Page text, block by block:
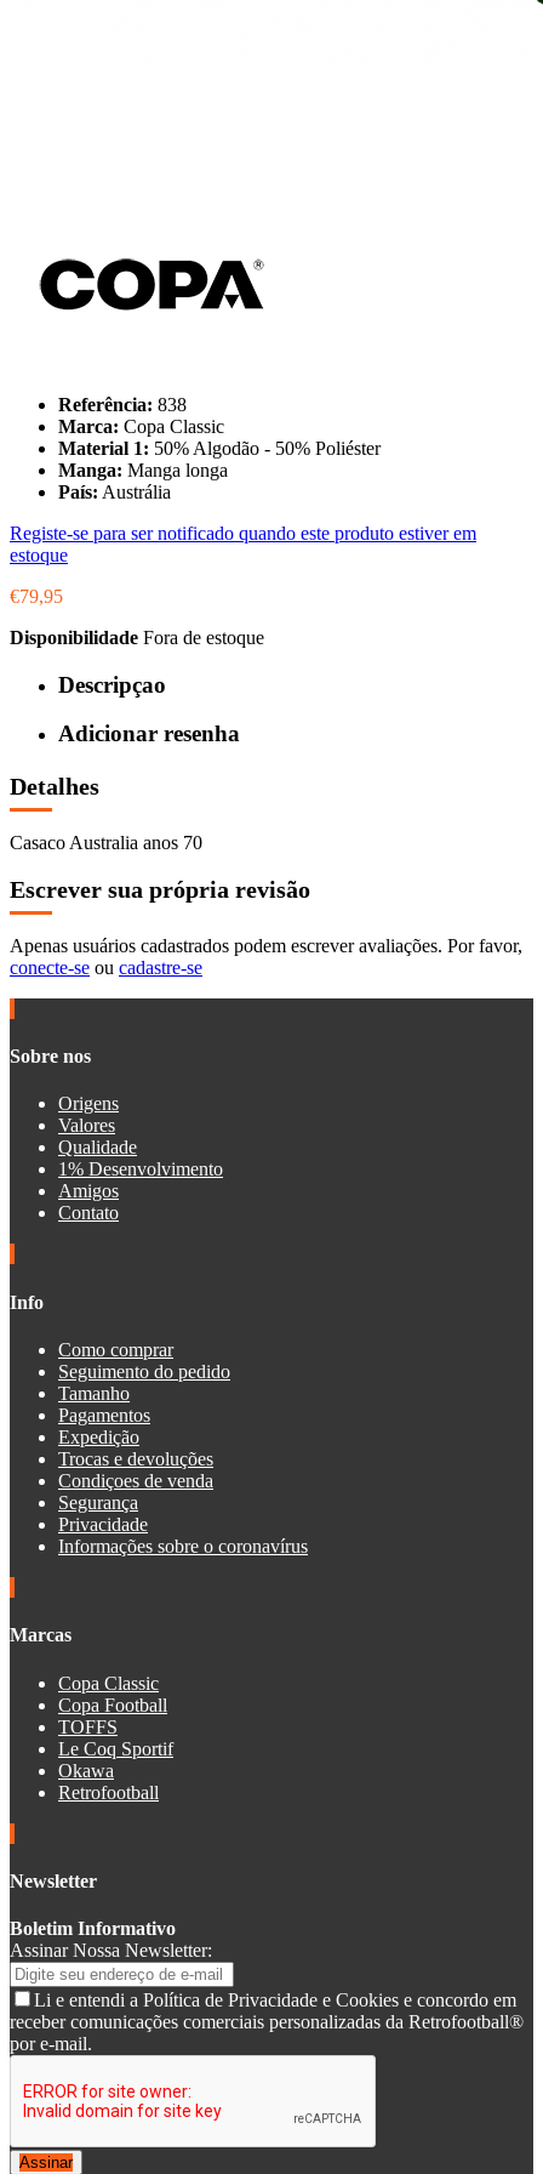
Referência: 838
Marca: Copa Classic
Material 1: 50% Algodão - 50% Poliéster
Manga: Manga longa
País: Austrália
Registe-se para ser notificado quando este produto estiver em
estoque
€79,95
Disponibilidade Fora de estoque
Descripçao
Adicionar resenha
Detalhes
Casaco Australia anos 70
Escrever sua própria revisão
Apenas usuários cadastrados podem escrever avaliações. Por favor,
conecte-se ou cadastre-se
Sobre nos
Origens
Valores
Qualidade
1% Desenvolvimento
Amigos
Contato
Info
Como comprar
Seguimento do pedido
Tamanho
Pagamentos
Expedição
Trocas e devoluções
Condiçoes de venda
Segurança
Privacidade
Informações sobre o coronavírus
Marcas
Copa Classic
Copa Football
TOFFS
Le Coq Sportif
Okawa
Retrofootball
Newsletter
Boletim Informativo
Assinar Nossa Newsletter:
Li e entendi a Política de Privacidade e Cookies e concordo em
receber comunicações comerciais personalizadas da Retrofootball®
por e-mail.
Assinar